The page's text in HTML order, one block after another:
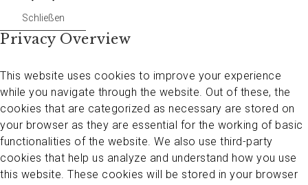
Schließen
Privacy Overview
This website uses cookies to improve your experience
while you navigate through the website. Out of these, the
cookies that are categorized as necessary are stored on
your browser as they are essential for the working of basic
functionalities of the website. We also use third-party
cookies that help us analyze and understand how you use
this website. These cookies will be stored in your browser